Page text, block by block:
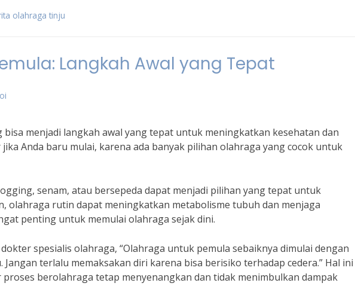
olahraga tinju
Langkah Awal yang Tepat
menjadi langkah awal yang tepat untuk meningkatkan kesehatan dan
Anda baru mulai, karena ada banyak pilihan olahraga yang cocok untuk
senam, atau bersepeda dapat menjadi pilihan yang tepat untuk
olahraga rutin dapat meningkatkan metabolisme tubuh dan menjaga
penting untuk memulai olahraga sejak dini.
spesialis olahraga, “Olahraga untuk pemula sebaiknya dimulai dengan
terlalu memaksakan diri karena bisa berisiko terhadap cedera.” Hal ini
berolahraga tetap menyenangkan dan tidak menimbulkan dampak